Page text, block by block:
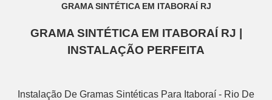
GRAMA SINTÉTICA EM ITABORAÍ RJ
GRAMA SINTÉTICA EM ITABORAÍ RJ |
INSTALAÇÃO PERFEITA
Instalação De Gramas Sintéticas Para Itaboraí - Rio De